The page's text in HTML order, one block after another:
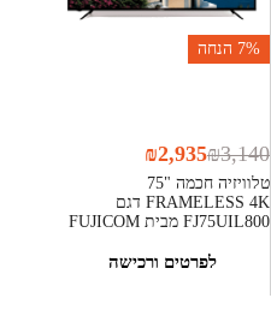
7% הנחה
טלוויזיה חכמה "75
FRAMELESS 4K דגם
FJ75UIL800 מבית FUJICOM
₪3,140
₪2,935
לפרטים ורכישה